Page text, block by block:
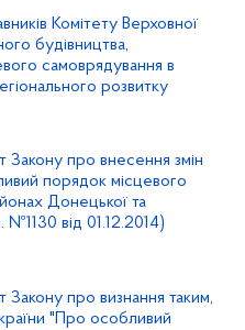
Комітету Верховної
будівництва,
самоврядування в
розвитку
Закону про внесення змін
порядок місцевого
Донецької та
від 01.12.2014)
про визнання таким,
"Про особливий